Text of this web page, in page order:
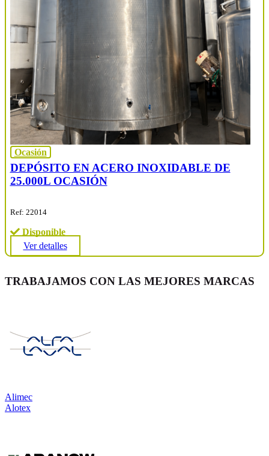
Ocasión
DEPÓSITO EN ACERO INOXIDABLE DE
25.000L OCASIÓN
Ref: 22014
Disponible
Ver detalles
TRABAJAMOS CON LAS MEJORES MARCAS
Alimec
Alotex